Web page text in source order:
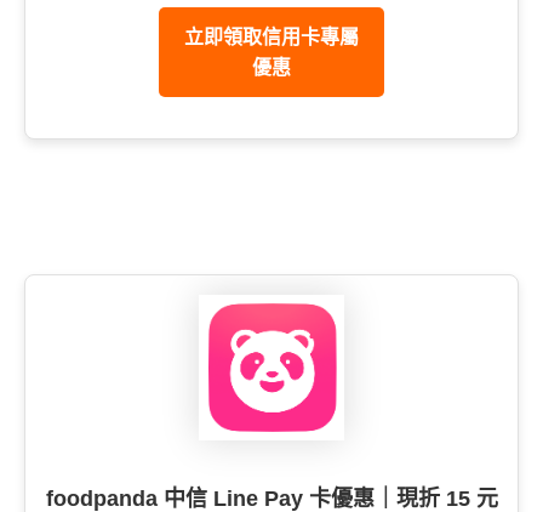
立即領取信用卡專屬
優惠
foodpanda 中信 Line Pay 卡優惠｜現折 15 元